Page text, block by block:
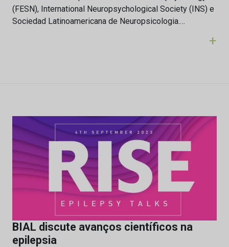
(FESN), International Neuropsychological Society (INS) e
Sociedad Latinoamericana de Neuropsicologia.…
+
BIAL discute avanços científicos na
epilepsia